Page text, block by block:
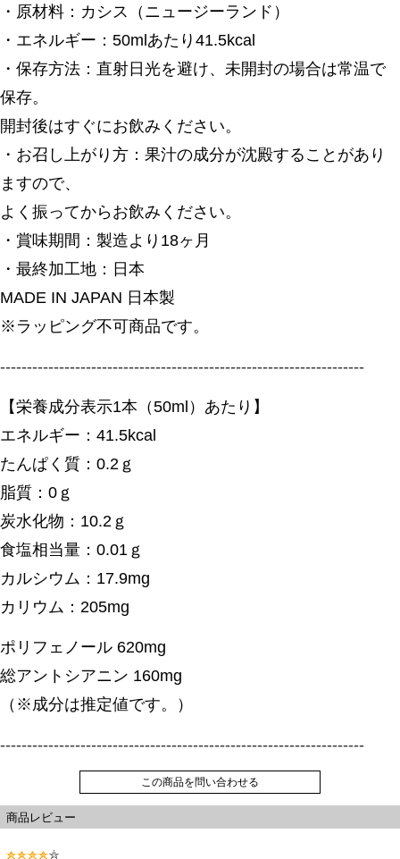
・原材料：カシス（ニュージーランド）
・エネルギー：50mlあたり41.5kcal
・保存方法：直射日光を避け、未開封の場合は常温で
保存。
開封後はすぐにお飲みください。
・お召し上がり方：果汁の成分が沈殿することがあり
ますので、
よく振ってからお飲みください。
・賞味期間：製造より18ヶ月
・最終加工地：日本
MADE IN JAPAN 日本製
※ラッピング不可商品です。
--------------------------------------------------------------------
【栄養成分表示1本（50ml）あたり】
エネルギー：41.5kcal
たんぱく質：0.2ｇ
脂質：0ｇ
炭水化物：10.2ｇ
食塩相当量：0.01ｇ
カルシウム：17.9mg
カリウム：205mg
ポリフェノール 620mg
総アントシアニン 160mg
（※成分は推定値です。）
--------------------------------------------------------------------
この商品を問い合わせる
商品レビュー